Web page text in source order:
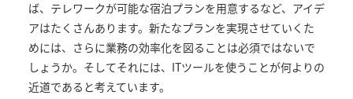
ば、テレワークが可能な宿泊プランを用意するなど、アイデ
アはたくさんあります。新たなプランを実現させていくた
めには、さらに業務の効率化を図ることは必須ではないで
しょうか。そしてそれには、ITツールを使うことが何よりの
近道であると考えています。